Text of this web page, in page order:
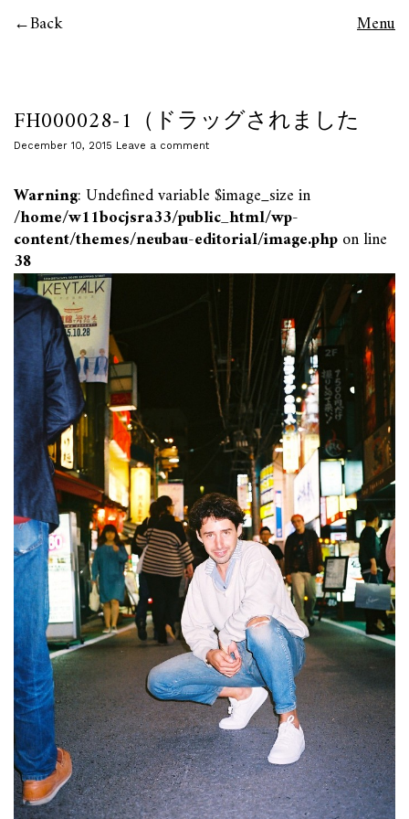
Back Menu
FH000028-1（ドラッグされました
December 10, 2015 Leave a comment
Warning: Undefined variable $image_size in
/home/w11bocjsra33/public_html/wp-
content/themes/neubau-editorial/image.phpon line
38